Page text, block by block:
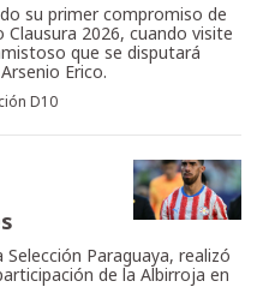
su primer compromiso de
2026, cuando visite
que se disputará
Erico.
D10
Paraguaya, realizó
de la Albirroja en